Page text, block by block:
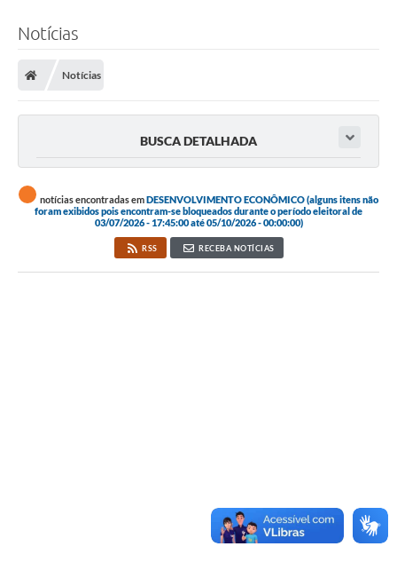
Notícias
Notícias
BUSCA DETALHADA
notícias encontradas emDESENVOLVIMENTO ECONÔMICO (alguns itens não
foram exibidos pois encontram-se bloqueados durante o período eleitoral de
03/07/2026 - 17:45:00 até 05/10/2026 - 00:00:00)
RSS RECEBA NOTÍCIAS